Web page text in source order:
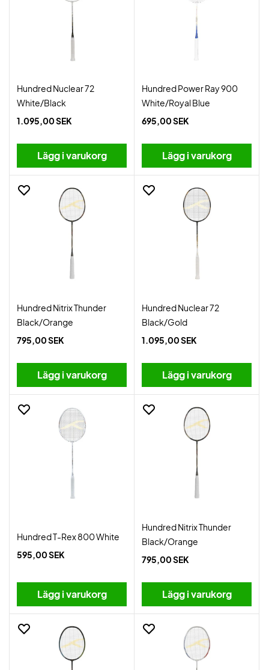
Hundred Nuclear 72
White/Black
1.095,00 SEK
Lägg i varukorg
Hundred Power Ray 900
White/Royal Blue
695,00 SEK
Lägg i varukorg
Hundred Nitrix Thunder
Black/Orange
795,00 SEK
Lägg i varukorg
Hundred Nuclear 72
Black/Gold
1.095,00 SEK
Lägg i varukorg
Hundred T-Rex 800 White
595,00 SEK
Lägg i varukorg
Hundred Nitrix Thunder
Black/Orange
795,00 SEK
Lägg i varukorg